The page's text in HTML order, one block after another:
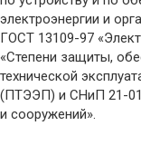
электроэнергии и
ГОСТ 13109-97
«Степени защиты,
технической
(ПТЭЭП) и СНиП 21-
и сооружений».